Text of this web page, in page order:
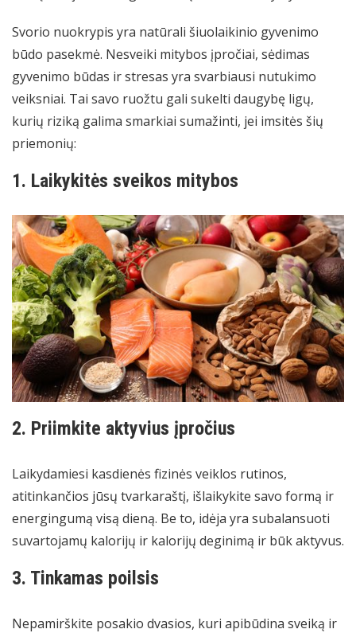
Svorio nuokrypis yra natūrali šiuolaikinio gyvenimo
būdo pasekmė. Nesveiki mitybos įpročiai, sėdimas
gyvenimo būdas ir stresas yra svarbiausi nutukimo
veiksniai. Tai savo ruožtu gali sukelti daugybę ligų,
kurių riziką galima smarkiai sumažinti, jei imsitės šių
priemonių:
1. Laikykitės sveikos mitybos
2. Priimkite aktyvius įpročius
Laikydamiesi kasdienės fizinės veiklos rutinos,
atitinkančios jūsų tvarkaraštį, išlaikykite savo formą ir
energingumą visą dieną. Be to, idėja yra subalansuoti
suvartojamų kalorijų ir kalorijų deginimą ir būk aktyvus.
3. Tinkamas poilsis
Nepamirškite posakio dvasios, kuri apibūdina sveiką ir